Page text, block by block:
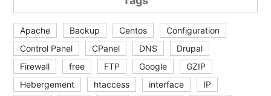
Apache Backup Centos
Configuration
Control Panel
CPanel DNS
Drupal
Firewall
free FTP Google
GZIP
Hebergement
htaccess interface
IP